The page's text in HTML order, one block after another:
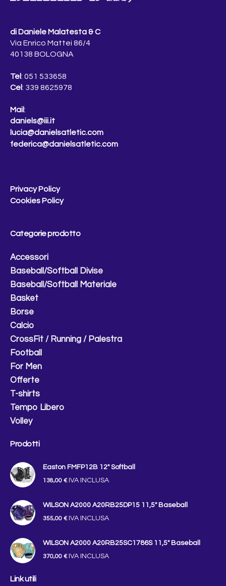
di Daniele Malatesta & C
Via Enrico Mattei 86/4
40138 BOLOGNA
Tel: 051 533658
Cel: 339 8625978
Mail:
daniels@iii.it
lucia@danielsatletic.com
federica@danielsatletic.com
Privacy Policy
Cookies Policy
Categorie prodotto
Accessori
Baseball/Softball Divise
Baseball/Softball Materiale
Basket
Borse
Calcio
CrossFit / Running / Palestra
Football
For Men
Offerte
T-shirts
Tempo Libero
Volley
Prodotti
Easton FMFP12B 12″ Softball
138,00 € IVA INCLUSA
WILSON A2000 A20RB25DP15 11,5" Baseball
355,00 € IVA INCLUSA
WILSON A2000 A20RB25SC1786S 11,5" Baseball
370,00 € IVA INCLUSA
Link utili